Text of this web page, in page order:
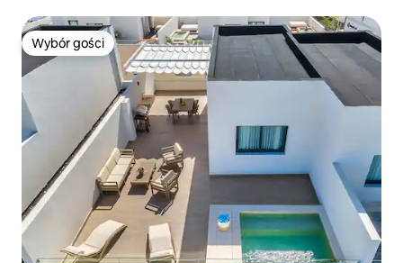
Wybór gości
Wybór gości